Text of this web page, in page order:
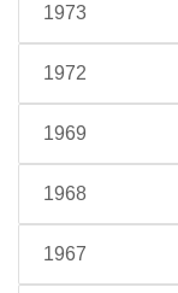
1973
1972
1969
1968
1967